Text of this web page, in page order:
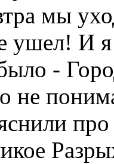
мы
И я
-
не